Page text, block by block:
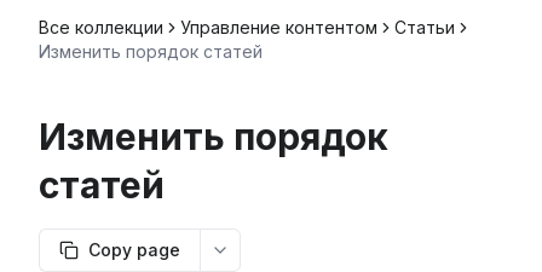
Все коллекции Управление контентом
Статьи
Изменить порядок статей
Изменить порядок
статей
Copy page
More options